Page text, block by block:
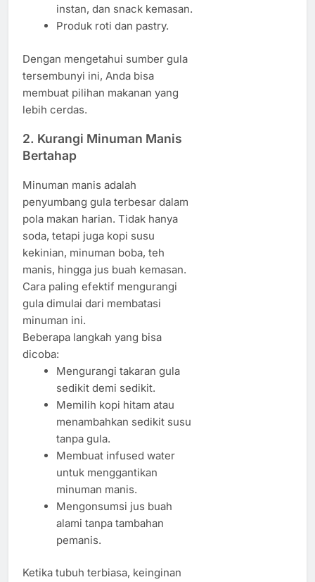
instan, dan snack kemasan.
Produk roti dan pastry.
Dengan mengetahui sumber gula
tersembunyi ini, Anda bisa
membuat pilihan makanan yang
lebih cerdas.
2. Kurangi Minuman Manis
Bertahap
Minuman manis adalah
penyumbang gula terbesar dalam
pola makan harian. Tidak hanya
soda, tetapi juga kopi susu
kekinian, minuman boba, teh
manis, hingga jus buah kemasan.
Cara paling efektif mengurangi
gula dimulai dari membatasi
minuman ini.
Beberapa langkah yang bisa
dicoba:
Mengurangi takaran gula
sedikit demi sedikit.
Memilih kopi hitam atau
menambahkan sedikit susu
tanpa gula.
Membuat infused water
untuk menggantikan
minuman manis.
Mengonsumsi jus buah
alami tanpa tambahan
pemanis.
Ketika tubuh terbiasa, keinginan